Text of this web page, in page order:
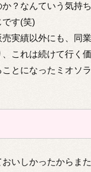
？なんていう気持
です(笑)
実績以外にも、同
これは続けて行く
とになったミオソ
いしかったからま